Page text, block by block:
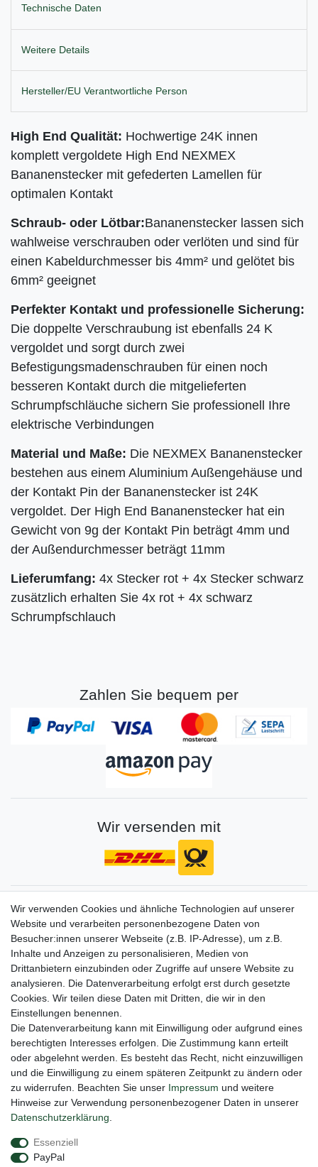
Technische Daten
Weitere Details
Hersteller/EU Verantwortliche Person
High End Qualität: Hochwertige 24K innen
komplett vergoldete High End NEXMEX
Bananenstecker mit gefederten Lamellen für
optimalen Kontakt
Schraub- oder Lötbar:Bananenstecker lassen sich
wahlweise verschrauben oder verlöten und sind für
einen Kabeldurchmesser bis 4mm² und gelötet bis
6mm² geeignet
Perfekter Kontakt und professionelle Sicherung:
Die doppelte Verschraubung ist ebenfalls 24 K
vergoldet und sorgt durch zwei
Befestigungsmadenschrauben für einen noch
besseren Kontakt durch die mitgelieferten
Schrumpfschläuche sichern Sie professionell Ihre
elektrische Verbindungen
Material und Maße: Die NEXMEX Bananenstecker
bestehen aus einem Aluminium Außengehäuse und
der Kontakt Pin der Bananenstecker ist 24K
vergoldet. Der High End Bananenstecker hat ein
Gewicht von 9g der Kontakt Pin beträgt 4mm und
der Außendurchmesser beträgt 11mm
Lieferumfang: 4x Stecker rot + 4x Stecker schwarz
zusätzlich erhalten Sie 4x rot + 4x schwarz
Schrumpfschlauch
Zahlen Sie bequem per
Wir versenden mit
Gerne halten wir sie auf dem Laufenden
VORNAME NACHNAME
E-MAIL **
Newsletter
Honig
Hiermit bestätige ich, dass ich dieDaten­schutz­erklärunggelesen habe. Meine
Einwilligung kann ich jederzeit widerrufen.**
Abonnieren
** Hierbei handelt es sich um ein Pflichtfeld.
Impressum
Barrierefreiheitserklärung
Wir verwenden Cookies und ähnliche Technologien auf unserer
Website und verarbeiten personenbezogene Daten von
Besucher:innen unserer Webseite (z.B. IP-Adresse), um z.B.
Inhalte und Anzeigen zu personalisieren, Medien von
Drittanbietern einzubinden oder Zugriffe auf unsere Website zu
analysieren. Die Datenverarbeitung erfolgt erst durch gesetzte
Cookies. Wir teilen diese Daten mit Dritten, die wir in den
Einstellungen benennen.
Die Datenverarbeitung kann mit Einwilligung oder aufgrund eines
berechtigten Interesses erfolgen. Die Zustimmung kann erteilt
oder abgelehnt werden. Es besteht das Recht, nicht einzuwilligen
und die Einwilligung zu einem späteren Zeitpunkt zu ändern oder
zu widerrufen. Beachten Sie unser Impressum und weitere
Hinweise zur Verwendung personenbezogener Daten in unserer
Daten­schutz­erklärung
Essenziell
PayPal